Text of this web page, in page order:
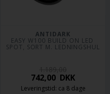
ANTIDARK
EASY W100 BUILD ON LED
SPOT, SORT M. LEDNINGSHUL
742,00 DKK
Leveringstid: ca 8 dage